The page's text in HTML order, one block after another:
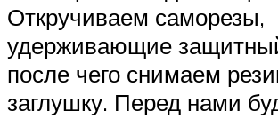
Откручиваем саморезы,
удерживающие
после чего снимаем
заглушку. Перед нами